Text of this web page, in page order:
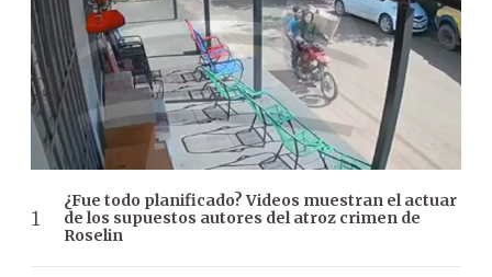
¿Fue todo planificado? Videos muestran el actuar
de los supuestos autores del atroz crimen de
Roselin